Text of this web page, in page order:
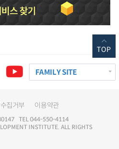
FAMILY SITE
집거부 이용약관
TEL 044-550-4114
INSTITUTE. ALL RIGHTS
TOP